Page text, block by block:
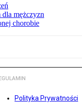
mężczyzn
chorobie
Polityka Prywatności